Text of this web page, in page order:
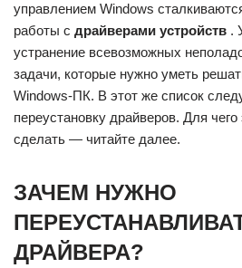
управлением Windows
работы с драйверами устройств .
устранение всевозможных
задачи, которые нужно уметь
Windows-ПК. В этот же список
переустановку драйверов. Для
сделать — читайте далее.
ЗАЧЕМ НУЖНО
ДРАЙВЕРА?